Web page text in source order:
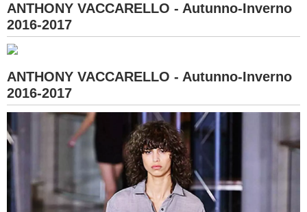
ANTHONY VACCARELLO - Autunno-Inverno
2016-2017
ANTHONY VACCARELLO - Autunno-Inverno
2016-2017